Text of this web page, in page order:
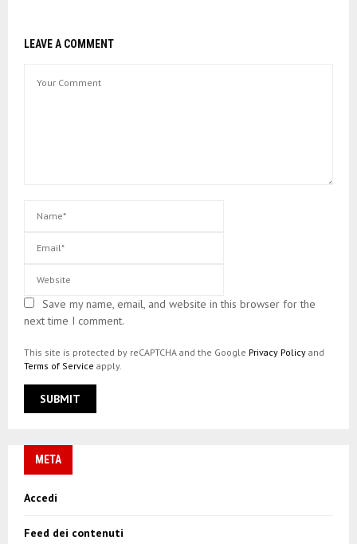
LEAVE A COMMENT
Save my name, email, and website in this browser for the
next time I comment.
This site is protected by reCAPTCHA and the Google Privacy Policy and
Terms of Service apply.
META
Accedi
Feed dei contenuti